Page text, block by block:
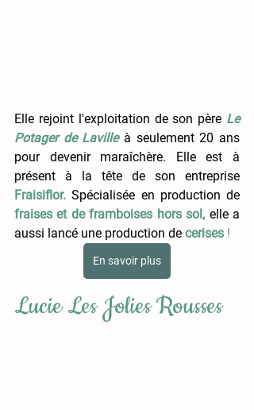
Elle rejoint l'exploitation de son père Le
Potager de Laville à seulement 20 ans
pour devenir maraîchère. Elle est à
Fraisiflor.
fraises et de framboises hors sol, elle a
aussi lancé une production de cerises !
En savoir plus
Lucie Les Jolies Rousses